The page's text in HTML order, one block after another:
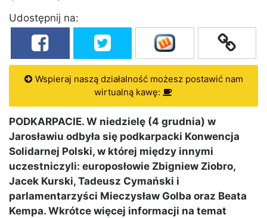
Udostępnij na:
Wspieraj naszą działalność możesz postawić nam
wirtualną kawę:
PODKARPACIE. W niedzielę (4 grudnia) w
Jarosławiu odbyła się podkarpacki Konwencja
Solidarnej Polski, w której między innymi
uczestniczyli: europosłowie Zbigniew Ziobro,
Jacek Kurski, Tadeusz Cymański i
parlamentarzyści Mieczysław Golba oraz Beata
Kempa. Wkrótce więcej informacji na temat